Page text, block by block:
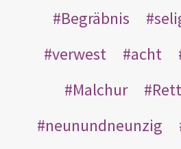
Begräbnis
verwest
acht
Malchur
neunundneunzig